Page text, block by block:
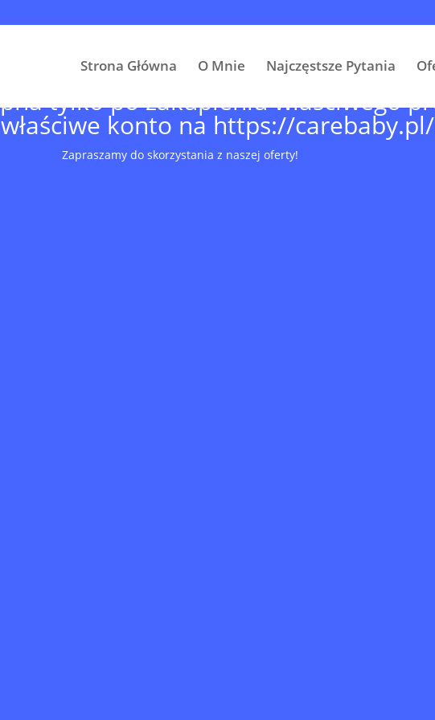
Strona Główna O Mnie Najczęstsze Pytania
tylko po zakupieniu właściwego
konto na https://
Zapraszamy do skorzystania z naszej oferty!